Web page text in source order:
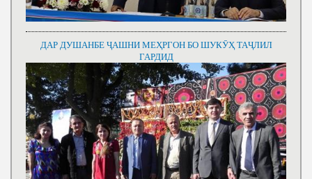
ДАР ДУШАНБЕ ҶАШНИ МЕҲРГОН БО ШУКӮҲ ТАҶЛИЛ
ГАРДИД